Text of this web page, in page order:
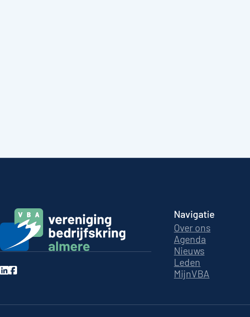
Navigatie
Over ons
Agenda
Nieuws
Leden
MijnVBA